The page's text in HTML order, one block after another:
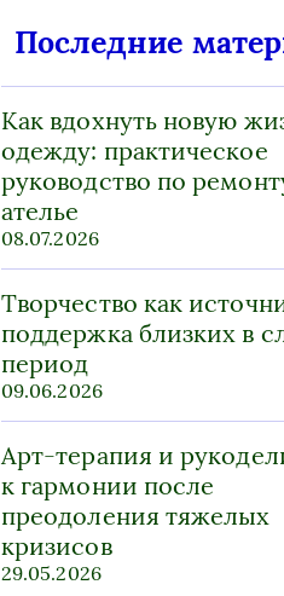
Последние
Как вдохнуть новую
одежду: практическое
руководство по
ателье
08.07.2026
Творчество как
поддержка близких в
период
09.06.2026
Арт-терапия и
к гармонии после
преодоления тяжелых
кризисов
29.05.2026